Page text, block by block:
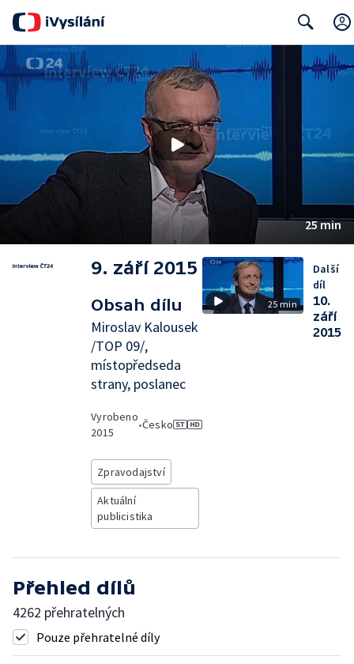
25 min
9. září 2015
Obsah dílu
Miroslav Kalousek
/TOP 09/,
místopředseda
strany, poslanec
Vyrobeno
2015
•Česko
Zpravodajství
Aktuální
publicistika
25 min
Další
díl
10.
září
2015
Přehled dílů
4262 přehratelných
Pouze přehratelné díly